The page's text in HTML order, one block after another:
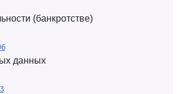
(банкротстве)
данных